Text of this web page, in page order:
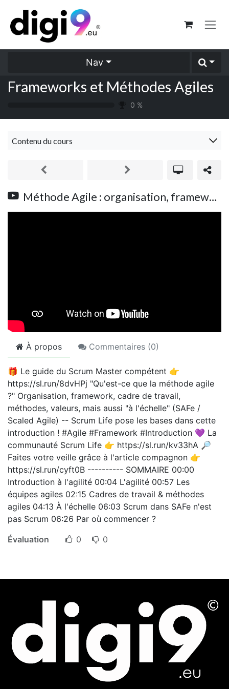
Se rendre au contenu
Nav
Frameworks et Méthodes Agiles
0 %
Contenu du cours
Méthode Agile : organisation, framework, équipe, agilité, à l'échelle (SAFe)... #Introduction
À propos Commentaires (0)
🎁 Le guide du Scrum Master compétent 👉
https://sl.run/8dvHPj "Qu'est-ce que la méthode agile
?" Organisation, framework, cadre de travail,
méthodes, valeurs, mais aussi "à l'échelle" (SAFe /
Scaled Agile) -- Scrum Life pose les bases dans cette
introduction ! #Agile #Framework #Introduction 💜️ La
communauté Scrum Life 👉 https://sl.run/kv33hA 🔎
Faites votre veille grâce à l'article compagnon 👉
https://sl.run/cyft0B ---------- SOMMAIRE️ 00:00
Introduction à l'agilité 00:04 L'agilité 00:57 Les
équipes agiles 02:15 Cadres de travail & méthodes
agiles 04:13 À l'échelle 06:03 Scrum dans SAFe n'est
pas Scrum 06:26 Par où commencer ?
Évaluation
0 0